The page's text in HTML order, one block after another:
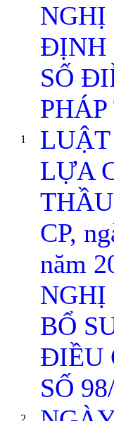
1
ĐỊNH
SỐ
LỰA
CP,
năm
2
BỔ
ĐIỀU
SỐ